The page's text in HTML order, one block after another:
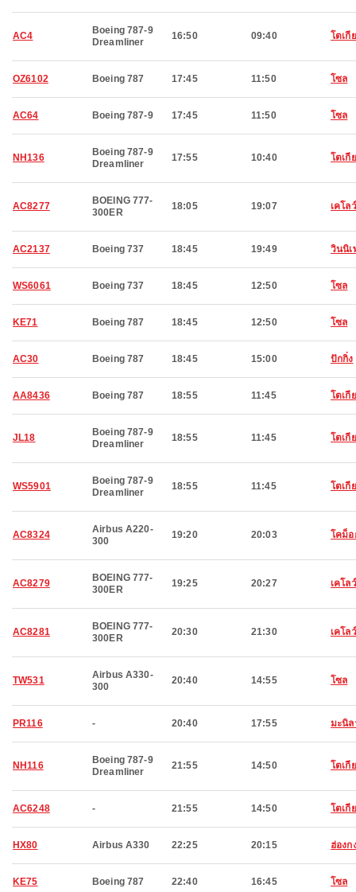
AC4
Boeing 787-9
Dreamliner
16:50 09:40 โตเกี
OZ6102 Boeing 787 17:45 11:50 โซล
AC64 Boeing 787-9 17:45 11:50 โซล
NH136
Boeing 787-9
Dreamliner
17:55 10:40 โตเกี
AC8277
BOEING 777-
300ER
18:05 19:07 เคโล
AC2137 Boeing 737 18:45 19:49 วินนิเ
WS6061 Boeing 737 18:45 12:50 โซล
KE71 Boeing 787 18:45 12:50 โซล
AC30 Boeing 787 18:45 15:00 ปักกิ่ง
AA8436 Boeing 787 18:55 11:45 โตเกี
JL18
Boeing 787-9
Dreamliner
18:55 11:45 โตเกี
WS5901
Boeing 787-9
Dreamliner
18:55 11:45 โตเกี
AC8324
Airbus A220-
300
19:20 20:03 โคม็
AC8279
BOEING 777-
300ER
19:25 20:27 เคโล
AC8281
BOEING 777-
300ER
20:30 21:30 เคโล
TW531
Airbus A330-
300
20:40 14:55 โซล
PR116 - 20:40 17:55 มะนิล
NH116
Boeing 787-9
Dreamliner
21:55 14:50 โตเกี
AC6248 - 21:55 14:50 โตเกี
HX80 Airbus A330 22:25 20:15 ฮ่องก
KE75 Boeing 787 22:40 16:45 โซล